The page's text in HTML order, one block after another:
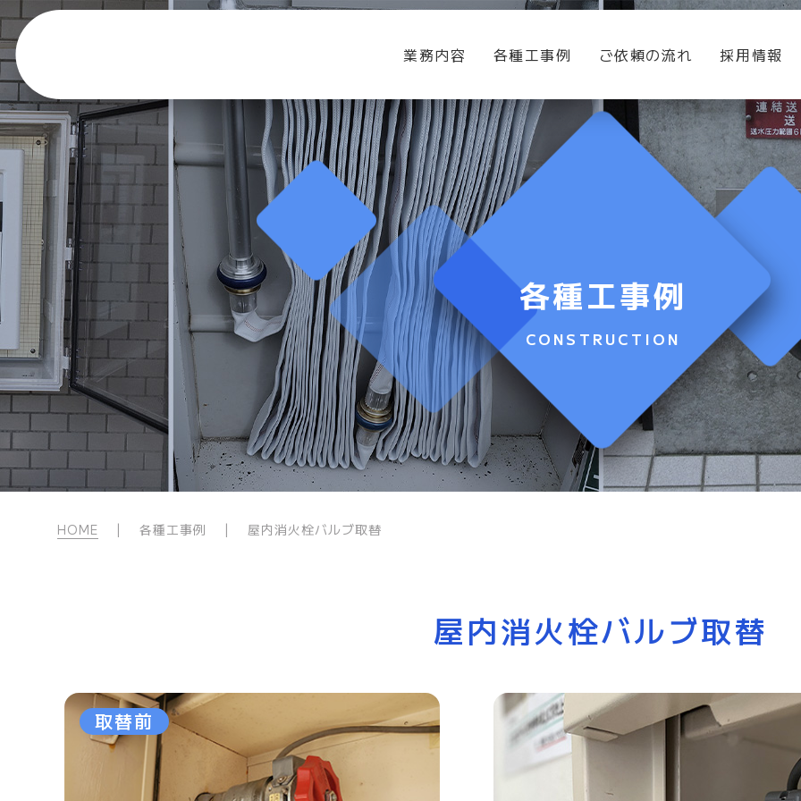
業務内容 各種工事例 ご依頼の流れ 採用情報
各種工事例
CONSTRUCTION
HOME | 各種工事例 | 屋内消火栓バルブ取替
屋内消火栓バルブ取替
取替前